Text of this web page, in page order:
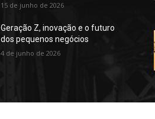
15 de junho de 2026
Geração Z, inovação e o futuro
dos pequenos negócios
4 de junho de 2026